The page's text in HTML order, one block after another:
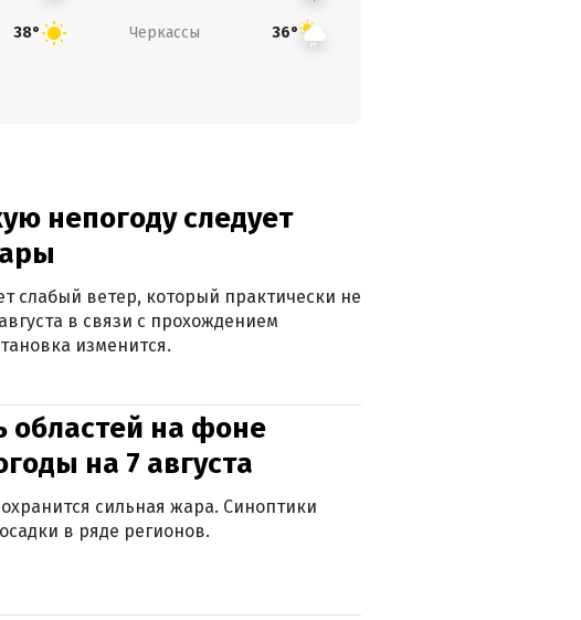
38° Черкассы 36°
непогоду следует
слабый ветер, который практически не
в связи с прохождением
изменится.
областей на фоне
на 7 августа
сильная жара. Синоптики
в ряде регионов.